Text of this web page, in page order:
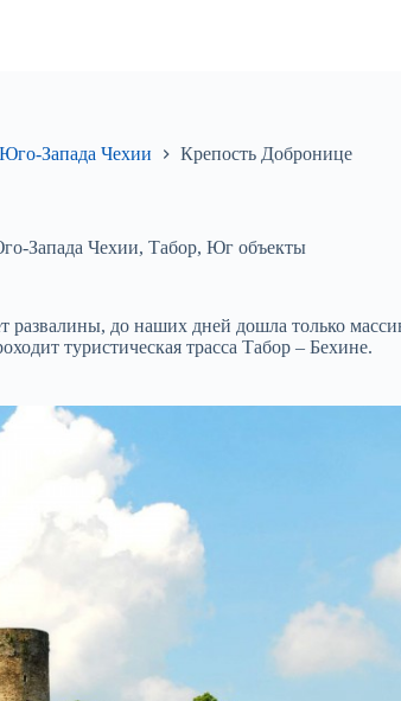
Запада Чехии Крепость Добронице
Запада Чехии, Табор, Юг объекты
развалины, до наших дней дошла только
туристическая трасса Табор – Бехине.